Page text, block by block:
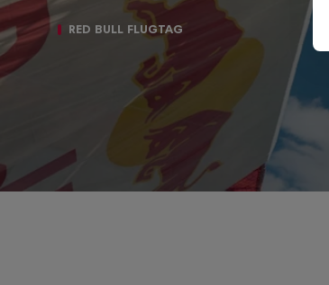
RED BULL FLUGTAG